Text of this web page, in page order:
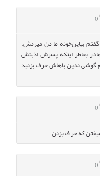
0
بیاین‌خونه ما من میرمش.
بخاطر اینکه پسرش اذیتش
ندین باهاش حرف بزنید
0
میفتن که حر ف بزنن
0